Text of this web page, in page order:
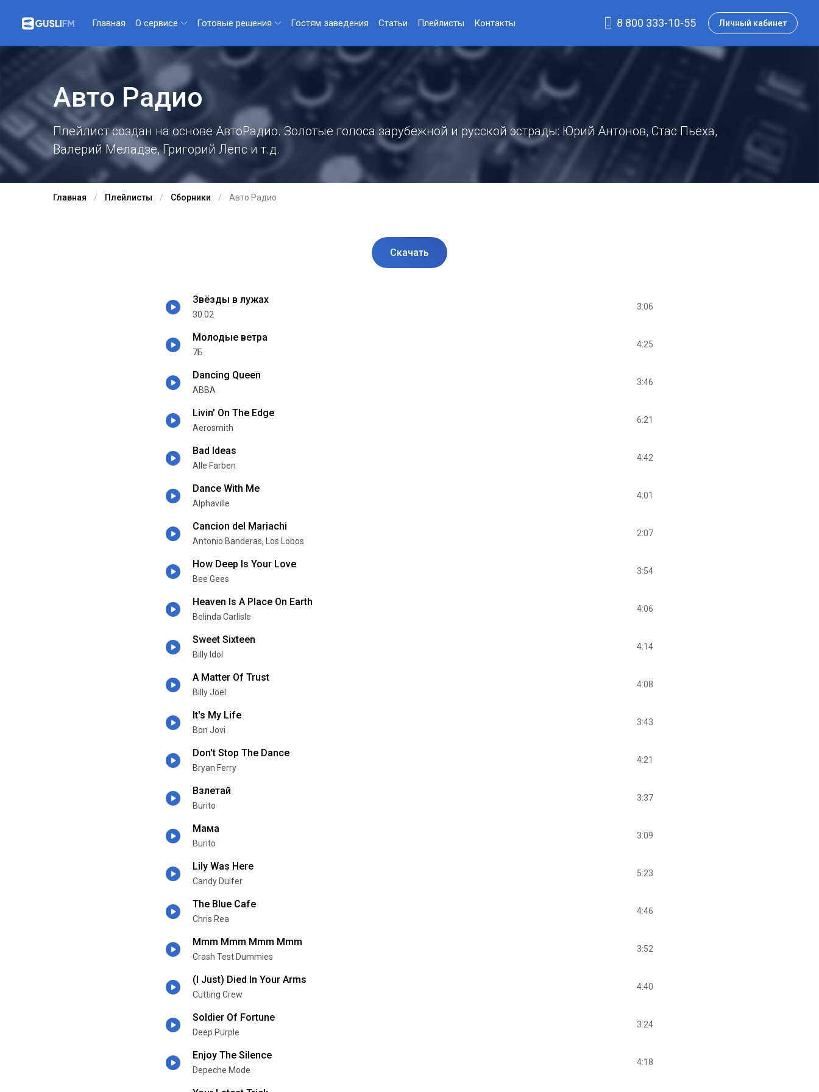
Главная О сервисе Готовые решения Гостям заведения Статьи Плейлисты Контакты 8 800 333-10-55 Личный кабинет
Авто Радио
Плейлист создан на основе АвтоРадио. Золотые голоса зарубежной и русской эстрады: Юрий Антонов, Стас Пьеха,
Валерий Меладзе, Григорий Лепс и т.д.
Главная Плейлисты Сборники Авто Радио
Скачать
Звёзды в лужах
30.02
3:06
Молодые ветра
7Б
4:25
Dancing Queen
ABBA
3:46
Livin' On The Edge
Aerosmith
6:21
Bad Ideas
Alle Farben
4:42
Dance With Me
Alphaville
4:01
Cancion del Mariachi
Antonio Banderas, Los Lobos
2:07
How Deep Is Your Love
Bee Gees
3:54
Heaven Is A Place On Earth
Belinda Carlisle
4:06
Sweet Sixteen
Billy Idol
4:14
A Matter Of Trust
Billy Joel
4:08
It's My Life
Bon Jovi
3:43
Don't Stop The Dance
Bryan Ferry
4:21
Взлетай
Burito
3:37
Мама
Burito
3:09
Lily Was Here
Candy Dulfer
5:23
The Blue Cafe
Chris Rea
4:46
Mmm Mmm Mmm Mmm
Crash Test Dummies
3:52
(I Just) Died In Your Arms
Cutting Crew
4:40
Soldier Of Fortune
Deep Purple
3:24
Enjoy The Silence
Depeche Mode
4:18